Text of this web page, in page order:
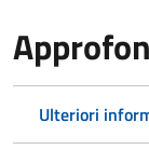
Ulteriori